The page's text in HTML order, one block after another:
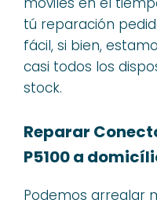
tú reparación
fácil, si bien,
casi todos los
stock.
Reparar
P5100 a
Podemos arreglar